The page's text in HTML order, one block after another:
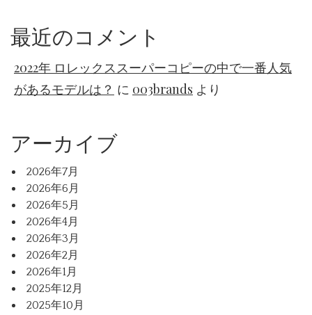
最近のコメント
2022年 ロレックススーパーコピーの中で一番人気
があるモデルは？ に 003brands より
アーカイブ
2026年7月
2026年6月
2026年5月
2026年4月
2026年3月
2026年2月
2026年1月
2025年12月
2025年10月